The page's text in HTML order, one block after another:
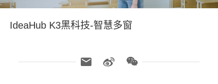
IdeaHub K3黑科技-智慧多窗